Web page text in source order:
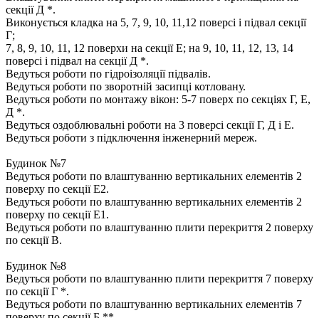
секції Д *.
Виконується кладка на 5, 7, 9, 10, 11,12 поверсі і підвал секції
Г;
7, 8, 9, 10, 11, 12 поверхи на секції Е; на 9, 10, 11, 12, 13, 14
поверсі і підвал на секції Д *.
Ведуться роботи по гідроізоляції підвалів.
Ведуться роботи по зворотній засипці котловану.
Ведуться роботи по монтажу вікон: 5-7 поверх по секціях Г, Е,
Д *.
Ведуться оздоблювальні роботи на 3 поверсі секції Г, Д і Е.
Ведуться роботи з підключення інженерний мереж.
Будинок №7
Ведуться роботи по влаштуванню вертикальних елементів 2
поверху по секції Е2.
Ведуться роботи по влаштуванню вертикальних елементів 2
поверху по секції Е1.
Ведуться роботи по влаштуванню плити перекриття 2 поверху
по секції В.
Будинок №8
Ведуться роботи по влаштуванню плити перекриття 7 поверху
по секції Г *.
Ведуться роботи по влаштуванню вертикальних елементів 7